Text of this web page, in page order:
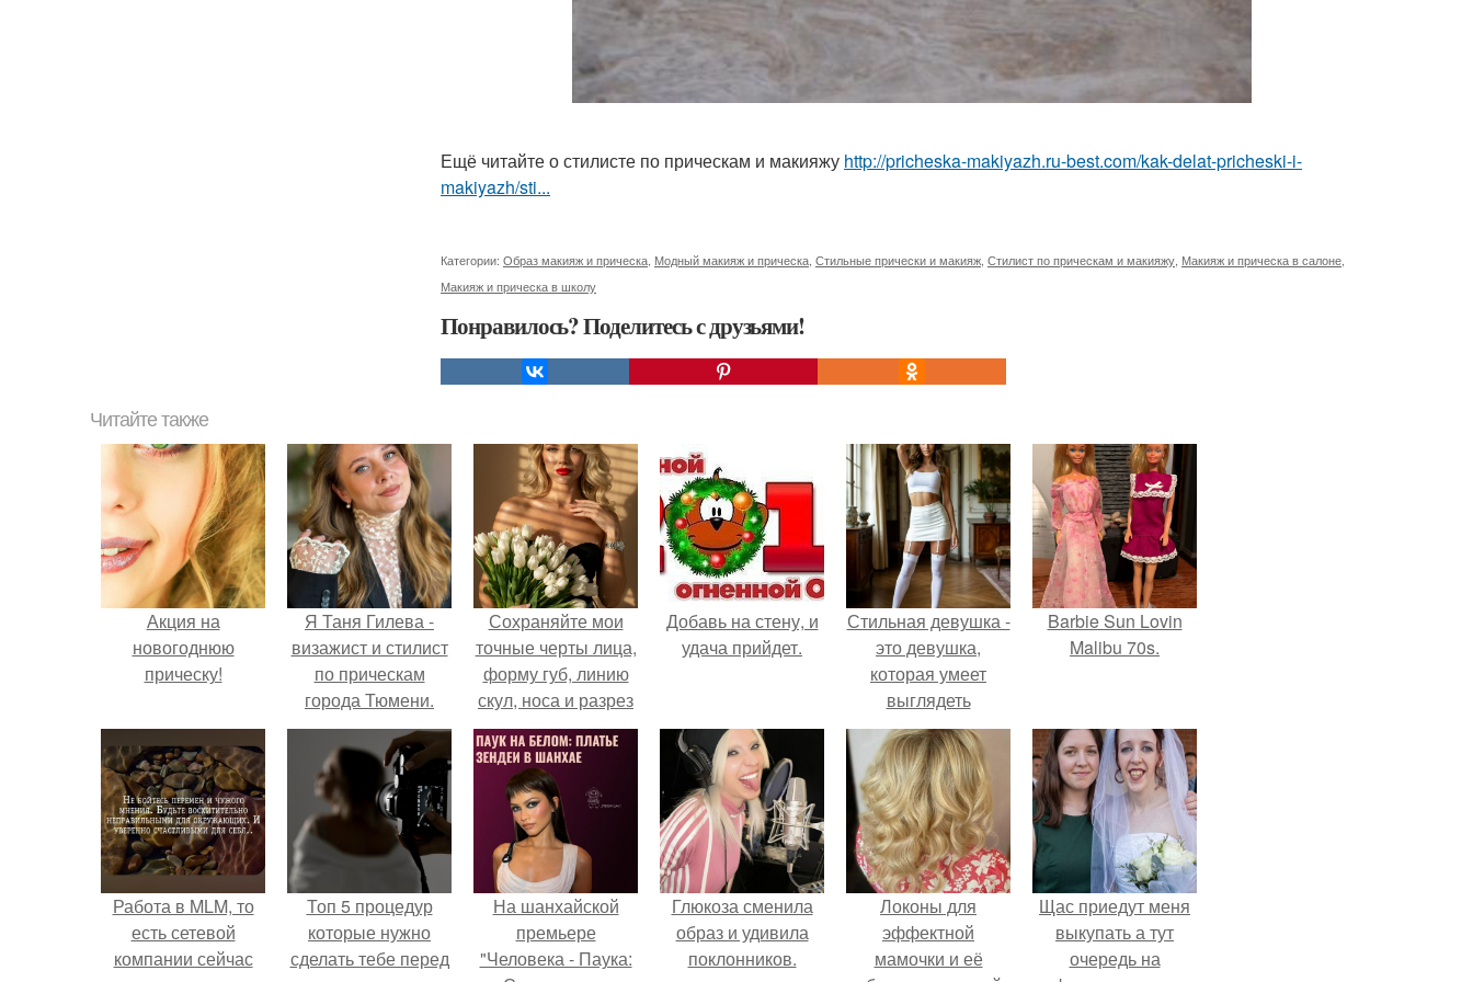
Ещё читайте о стилисте по прическам и макияжу http://pricheska-makiyazh.ru-best.com/kak-delat-pricheski-i-
makiyazh/sti...
Категории: Образ макияж и прическа Модный макияж и прическа Стильные прически и макияж Стилист по прическам и макияжу Макияж и прическа в салоне
Макияж и прическа в школу
Понравилось? Поделитесь с друзьями!
Читайте также
Акция на
новогоднюю
прическу!
Я Таня Гилева -
визажист и стилист
по прическам
города Тюмени.
Сохраняйте мои
точные черты лица,
форму губ, линию
скул, носа и разрез
глаз.
Добавь на стену, и
удача прийдет.
Стильная девушка -
это девушка,
которая умеет
выглядеть
привлекательно и
элегантно в любои
ситуации.
Barbie Sun Lovin
Malibu 70s.
Работа в MLM, то
есть сетевой
компании сейчас
Топ 5 процедур
которые нужно
сделать тебе перед
На шанхайской
премьере
"Человека - Паука:
Глюкоза сменила
образ и удивила
поклонников.
Локоны для
эффектной
мамочки и её
Щас приедут меня
выкупать а тут
очередь на